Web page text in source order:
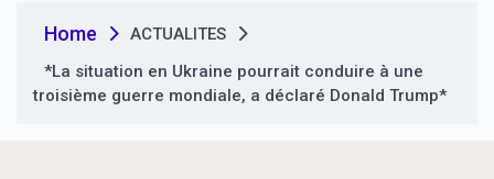
Home
ACTUALITES
*La situation en Ukraine pourrait conduire à une
troisième guerre mondiale, a déclaré Donald Trump*